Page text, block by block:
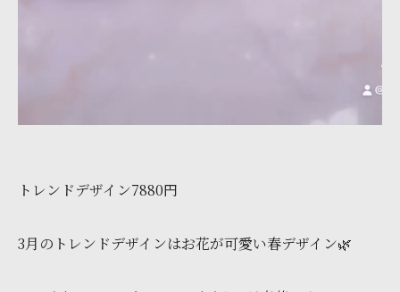
トレンドデザイン7880円
3月のトレンドデザインはお花が可愛い春デザイン🌿